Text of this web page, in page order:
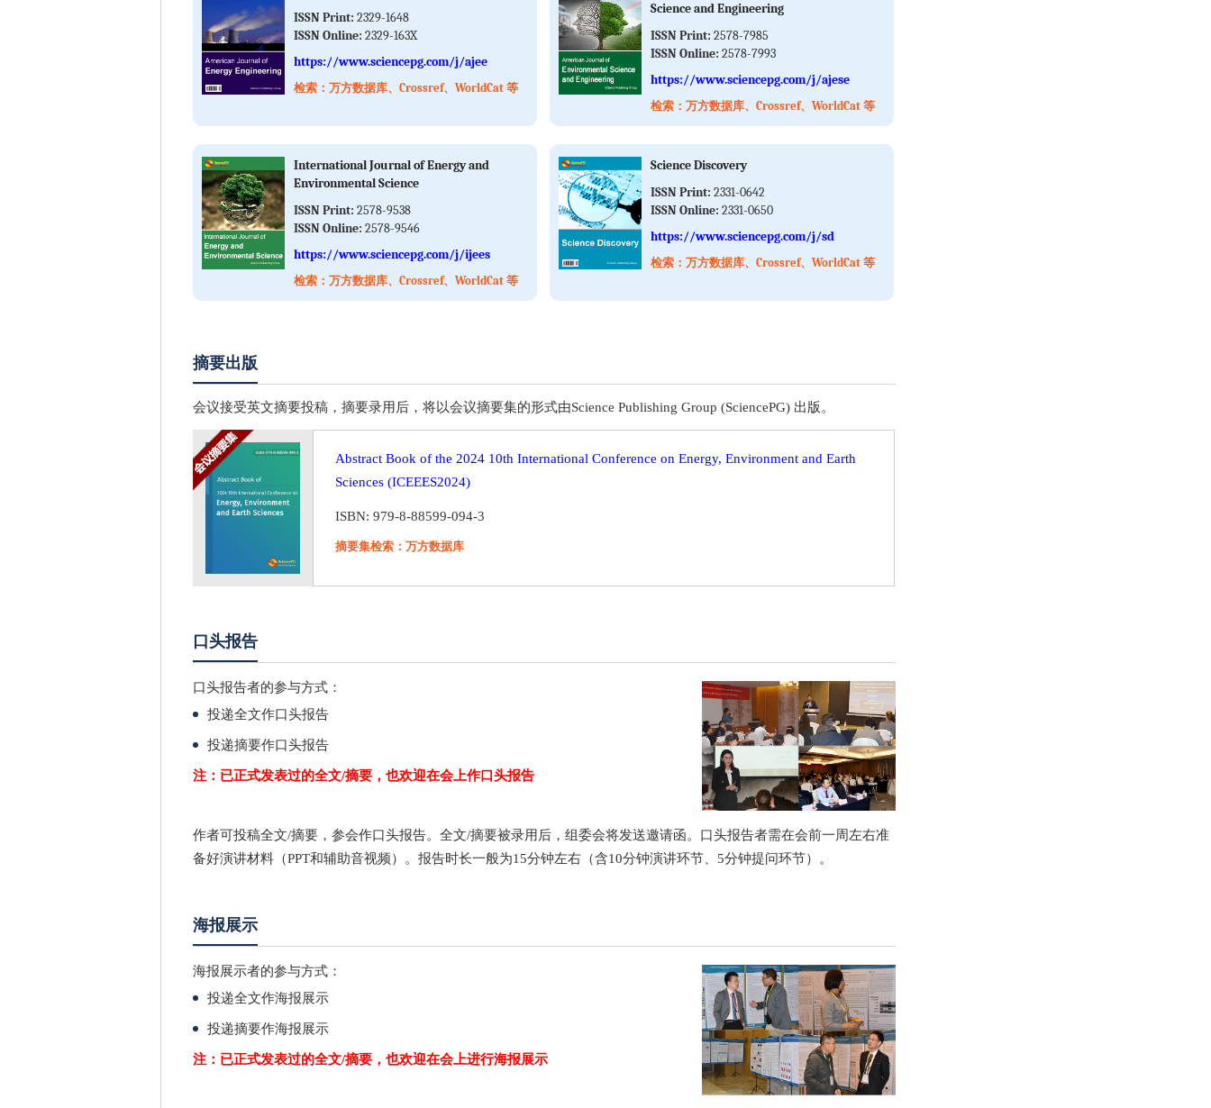
ISSN Print: 2329-1648
ISSN Online: 2329-163X
https://www.sciencepg.com/j/ajee
检索：万方数据库、Crossref、WorldCat 等
Science and Engineering
ISSN Print: 2578-7985
ISSN Online: 2578-7993
https://www.sciencepg.com/j/ajese
检索：万方数据库、Crossref、WorldCat 等
International Journal of Energy and
Environmental Science
ISSN Print: 2578-9538
ISSN Online: 2578-9546
https://www.sciencepg.com/j/ijees
检索：万方数据库、Crossref、WorldCat 等
Science Discovery
ISSN Print: 2331-0642
ISSN Online: 2331-0650
https://www.sciencepg.com/j/sd
检索：万方数据库、Crossref、WorldCat 等
摘要出版
会议接受英文摘要投稿，摘要录用后，将以会议摘要集的形式由Science Publishing Group (SciencePG) 出版。
Abstract Book of the 2024 10th International Conference on Energy, Environment and Earth
Sciences (ICEEES2024)
ISBN: 979-8-88599-094-3
摘要集检索：万方数据库
口头报告
口头报告者的参与方式：
投递全文作口头报告
投递摘要作口头报告
注：已正式发表过的全文/摘要，也欢迎在会上作口头报告
作者可投稿全文/摘要，参会作口头报告。全文/摘要被录用后，组委会将发送邀请函。口头报告者需在会前一周左右准
备好演讲材料（PPT和辅助音视频）。报告时长一般为15分钟左右（含10分钟演讲环节、5分钟提问环节）。
海报展示
海报展示者的参与方式：
投递全文作海报展示
投递摘要作海报展示
注：已正式发表过的全文/摘要，也欢迎在会上进行海报展示